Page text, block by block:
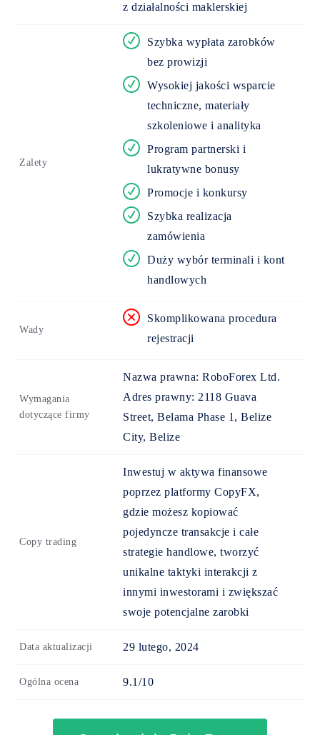
z działalności maklerskiej
Zalety
Szybka wypłata zarobków
bez prowizji
Wysokiej jakości wsparcie
techniczne, materiały
szkoleniowe i analityka
Program partnerski i
lukratywne bonusy
Promocje i konkursy
Szybka realizacja
zamówienia
Duży wybór terminali i kont
handlowych
Wady
Skomplikowana procedura
rejestracji
Wymagania
dotyczące firmy
Nazwa prawna: RoboForex Ltd.
Adres prawny: 2118 Guava
Street, Belama Phase 1, Belize
City, Belize
Copy trading
Inwestuj w aktywa finansowe
poprzez platformy CopyFX,
gdzie możesz kopiować
pojedyncze transakcje i całe
strategie handlowe, tworzyć
unikalne taktyki interakcji z
innymi inwestorami i zwiększać
swoje potencjalne zarobki
Data aktualizacji 29 lutego, 2024
Ogólna ocena 9.1/10